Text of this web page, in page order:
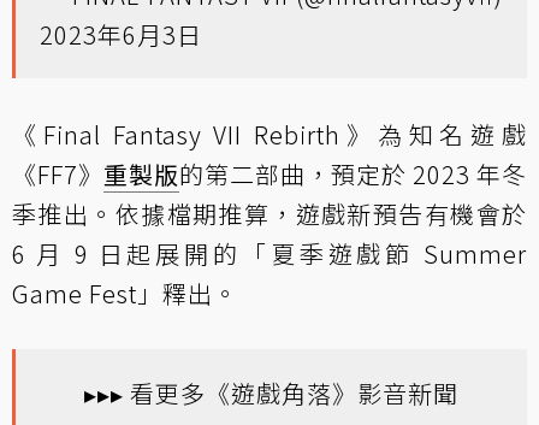
2023年6月3日
《Final Fantasy VII Rebirth》為知名遊戲
《FF7》 重製版的第二部曲，預定於 2023 年冬
季推出。依據檔期推算，遊戲新預告有機會於
6 月 9 日起展開的「夏季遊戲節 Summer
Game Fest」釋出。
▸▸▸ 看更多《遊戲角落》影音新聞